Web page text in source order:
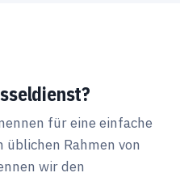
für eine einfache
Rahmen von
wir den